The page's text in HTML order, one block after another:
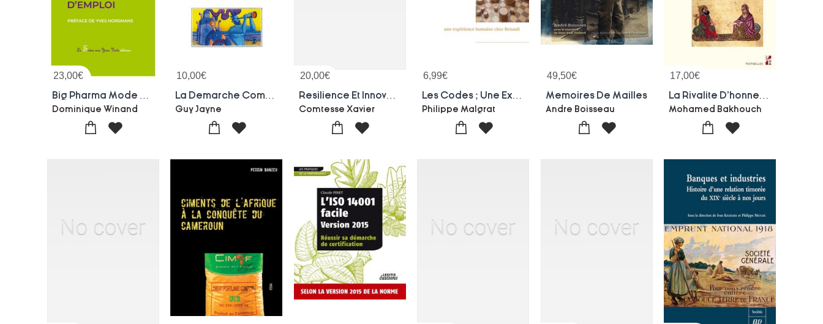
23,00€
Dominique Winand
10,00€
Guy Jayne
20,00€
Resilience Et Innovation ; 36 Vues Du Futur
Comtesse Xavier
6,99€
Philippe Malgrat
49,50€
Memoires De Mailles
Andre Boisseau
17,00€
Mohamed Bakhouch